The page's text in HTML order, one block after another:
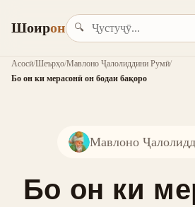
Шоирон 🔍
Асосӣ/Шеърҳо/Мавлоно Ҷалолиддини Румӣ/
Бо он ки мерасонӣ он бодаи бақоро
Мавлоно
Бо он ки